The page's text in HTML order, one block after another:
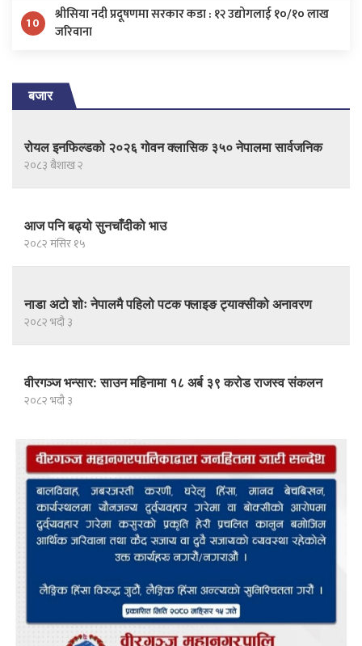
10
श्रीसिया नदी प्रदूषणमा सरकार कडा : १२ उद्योगलाई १०/१० लाख
जरिवाना
बजार
रोयल इनफिल्डको २०२६ गोवन क्लासिक ३५० नेपालमा सार्वजनिक
२०८३ बैशाख २
आज पनि बढ्यो सुनचाँदीको भाउ
२०८२ मंसिर १५
नाडा अटो शोः नेपालमै पहिलो पटक फ्लाइङ ट्याक्सीको अनावरण
२०८२ भदौ ३
वीरगञ्ज भन्सार: साउन महिनामा १८ अर्ब ३९ करोड राजस्व संकलन
२०८२ भदौ ३